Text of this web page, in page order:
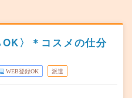
OK〉＊コスメの仕分
WEB登録OK 派遣